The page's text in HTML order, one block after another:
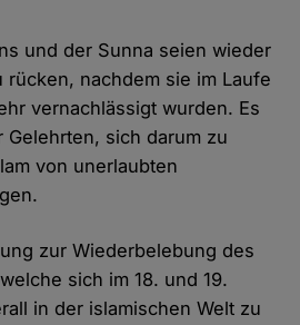
und der Sunna seien wieder
nachdem sie im Laufe
vernachlässigt wurden. Es
Gelehrten, sich darum zu
von unerlaubten
zur Wiederbelebung des
sich im 18. und 19.
in der islamischen Welt zu